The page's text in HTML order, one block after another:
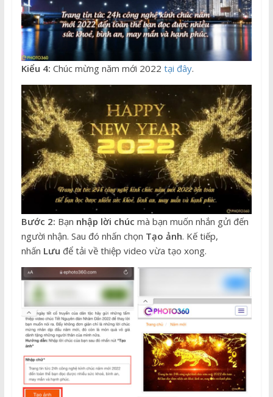
Kiểu 4: Chúc mừng năm mới 2022 tại đây.
Bước 2: Bạn nhập lời chúc mà bạn muốn nhắn gửi đến
người nhận. Sau đó nhấn chọn Tạo ảnh. Kế tiếp,
nhấn Lưu để tải về thiệp video vừa tạo xong.